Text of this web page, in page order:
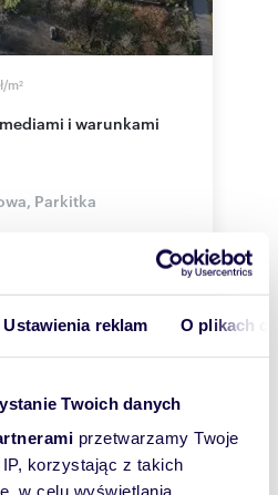
Ustawienia reklam O plikach
Twoich danych
przetwarzamy Twoje
korzystając z takich
w celu wyświetlania
m2
Parkitka